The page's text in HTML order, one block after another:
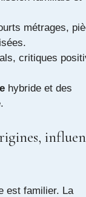
métrages,
critiques
hybride et des
est familier. La